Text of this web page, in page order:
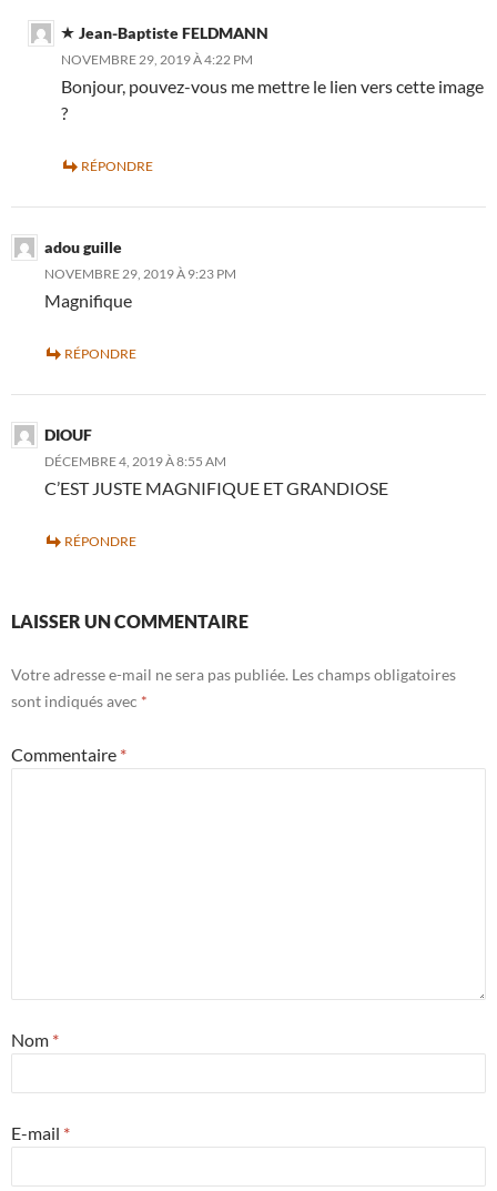
Jean-Baptiste FELDMANN
NOVEMBRE 29, 2019 À 4:22 PM
Bonjour, pouvez-vous me mettre le lien vers cette image
?
RÉPONDRE
adou guille
NOVEMBRE 29, 2019 À 9:23 PM
Magnifique
RÉPONDRE
DIOUF
DÉCEMBRE 4, 2019 À 8:55 AM
C’EST JUSTE MAGNIFIQUE ET GRANDIOSE
RÉPONDRE
LAISSER UN COMMENTAIRE
Votre adresse e-mail ne sera pas publiée. Les champs obligatoires
sont indiqués avec *
Commentaire *
Nom *
E-mail *